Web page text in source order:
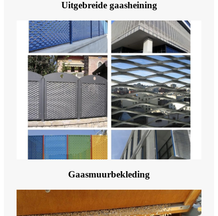
Uitgebreide gaasheining
Gaasmuurbekleding